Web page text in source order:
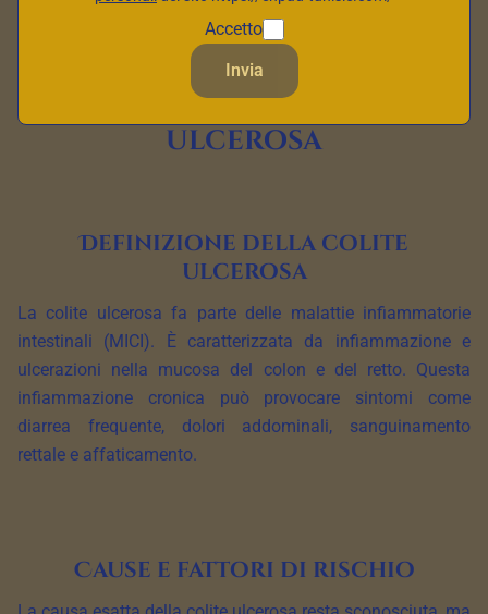
meglio questa condizione.
Comprendere la colite
ulcerosa
Definizione della colite
ulcerosa
La colite ulcerosa fa parte delle malattie infiammatorie
intestinali (MICI). È caratterizzata da infiammazione e
ulcerazioni nella mucosa del colon e del retto. Questa
infiammazione cronica può provocare sintomi come
diarrea frequente, dolori addominali, sanguinamento
rettale e affaticamento.
Cause e fattori di rischio
Accetto
Invia